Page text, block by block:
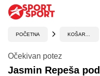
POČETNA
Očekivan potez
Jasmin Repeša